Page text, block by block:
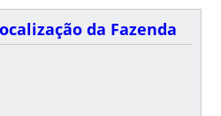
da Fazenda